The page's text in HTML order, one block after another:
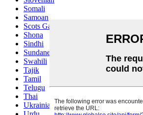
Somali
Samoan
Scots Gaelic
Shona
Sindhi
Sundanese
Swahili
Tajik
Tamil
Telugu
Thai
Ukrainian